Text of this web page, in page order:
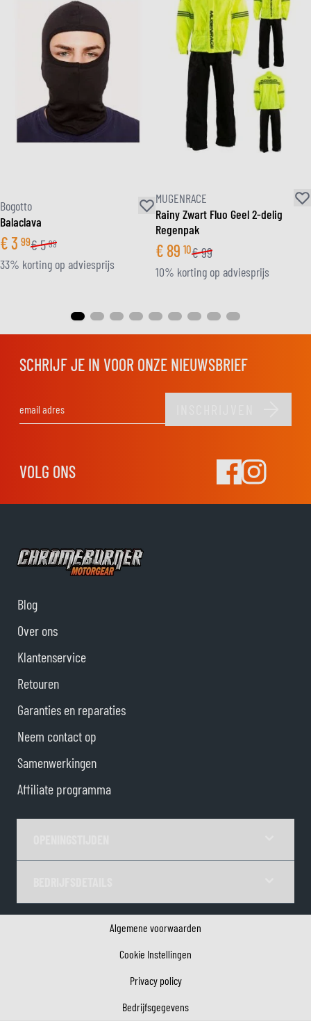
Bogotto
Balaclava
€3 99€5 99
33% korting op adviesprijs
MUGENRACE
Rainy Zwart Fluo Geel 2-delig
Regenpak
€ 89 10€99
10% korting op adviesprijs
SCHRIJF JE IN VOOR ONZE NIEUWSBRIEF
VOLG ONS
Blog
Over ons
Klantenservice
Retouren
Garanties en reparaties
Neem contact op
Samenwerkingen
Affiliate programma
Algemene voorwaarden
Cookie Instellingen
Privacy policy
Bedrijfsgegevens